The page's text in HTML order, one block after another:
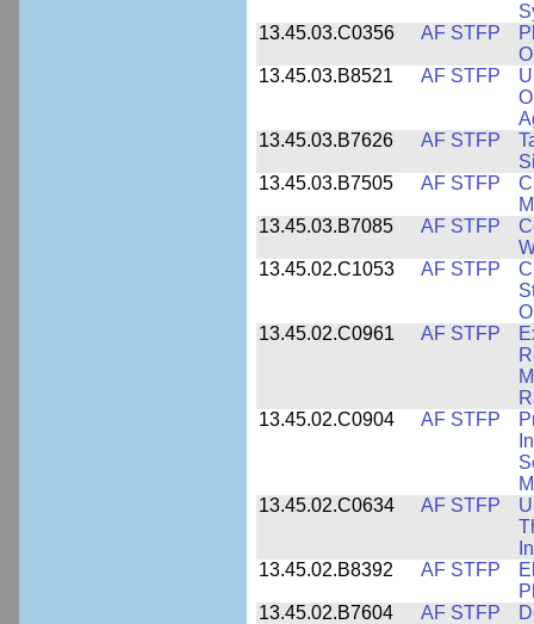
13.45.03.C0356
AF STFP
13.45.03.B8521
AF STFP
13.45.03.B7626
AF STFP
13.45.03.B7505
AF STFP
13.45.03.B7085
AF STFP
13.45.02.C1053
AF STFP
13.45.02.C0961
AF STFP
13.45.02.C0904
AF STFP
13.45.02.C0634
AF STFP
13.45.02.B8392
AF STFP
13.45.02.B7604
AF STFP